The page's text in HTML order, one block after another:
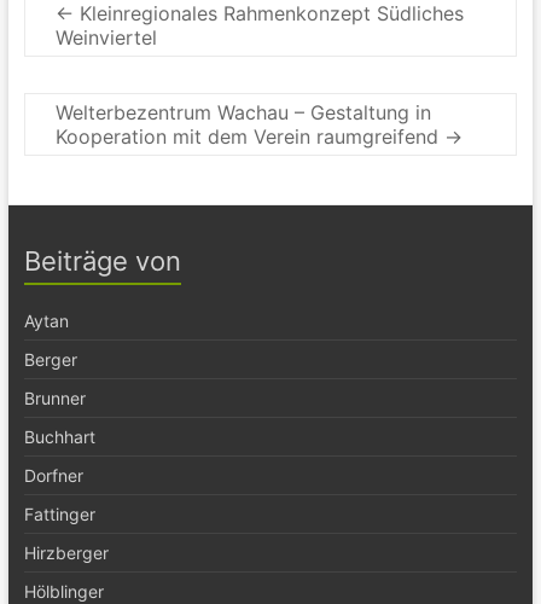
← Kleinregionales Rahmenkonzept Südliches
Weinviertel
Welterbezentrum Wachau – Gestaltung in
Kooperation mit dem Verein raumgreifend →
Beiträge von
Aytan
Berger
Brunner
Buchhart
Dorfner
Fattinger
Hirzberger
Hölblinger